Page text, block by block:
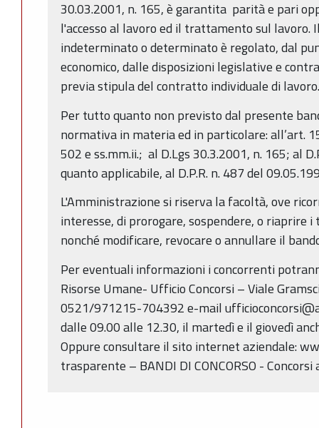
30.03.2001, n. 165, è garantita parità e pari
l'accesso al lavoro ed il trattamento sul
indeterminato o determinato è regolato, dal
economico, dalle disposizioni legislative e
previa stipula del contratto individuale di lavoro.
Per tutto quanto non previsto dal presente
normativa in materia ed in particolare: all’art.
502 e ss.mm.ii.; al D.Lgs 30.3.2001, n. 165; al
quanto applicabile, al D.P.R. n. 487 del
L'Amministrazione si riserva la facoltà, ove
interesse, di prorogare, sospendere, o riaprire
nonché modificare, revocare o annullare il
Per eventuali informazioni i concorrenti
Risorse Umane- Ufficio Concorsi – Viale
0521/971215-704392 e-mail
dalle 09.00 alle 12.30, il martedì e il giovedì
Oppure consultare il sito internet aziendale:
trasparente – BANDI DI CONCORSO -